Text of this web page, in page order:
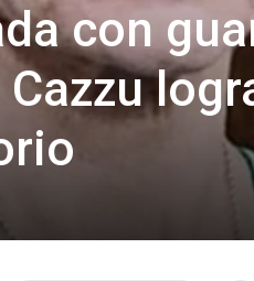
con
Cazzu